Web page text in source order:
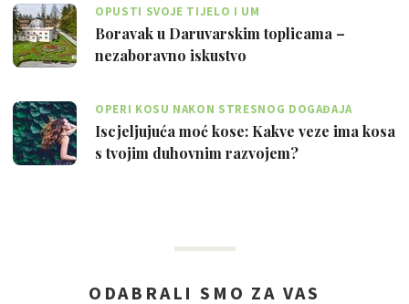
OPUSTI SVOJE TIJELO I UM
Boravak u Daruvarskim toplicama –
nezaboravno iskustvo
OPERI KOSU NAKON STRESNOG DOGAĐAJA
Iscjeljujuća moć kose: Kakve veze ima kosa
s tvojim duhovnim razvojem?